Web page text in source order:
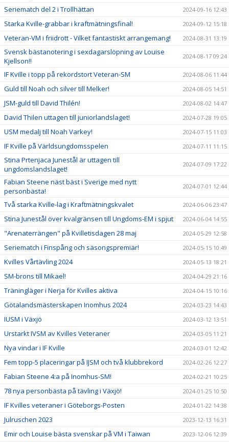
Seriematch del 2 i Trollhättan 2024-09-16 12:43
Starka Kville-grabbar i kraftmätningsfinal! 2024-09-12 15:18
Veteran-VM i friidrott - Vilket fantastiskt arrangemang! 2024-08-31 13:19
Svensk bästanotering i sexdagarslöpning av Louise
Kjellson!!
2024-08-17 09:24
IF Kville i topp på rekordstort Veteran-SM 2024-08-06 11:44
Guld till Noah och silver till Melker! 2024-08-05 14:51
JSM-guld till David Thilén! 2024-08-02 14:47
David Thilen uttagen till juniorlandslaget! 2024-07-28 19:05
USM medalj till Noah Varkey! 2024-07-15 11:03
IF Kville på Världsungdomsspelen 2024-07-11 11:15
Stina Prtenjaca Junestål är uttagen till
ungdomslandslaget!
2024-07-09 17:22
Fabian Steene näst bäst i Sverige med nytt
personbästa!
2024-07-01 12:44
Två starka Kville-lag i Kraftmätningskvalet 2024-06-06 23:47
Stina Junestål över kvalgränsen till Ungdoms-EM i spjut 2024-06-04 14:55
"Arenaterrängen" på Kvilletisdagen 28 maj 2024-05-29 12:58
Seriematch i Finspång och säsongspremiär! 2024-05-15 10:49
Kvilles Vårtävling 2024 2024-05-13 18:21
SM-brons till Mikael! 2024-04-29 21:16
Träningläger i Nerja för Kvilles aktiva 2024-04-15 10:16
Götalandsmästerskapen Inomhus 2024 2024-03-23 14:43
IUSM i Växjö 2024-03-12 13:51
Urstarkt IVSM av Kvilles Veteraner 2024-03-05 11:21
Nya vindar i IF Kville 2024-03-01 12:42
Fem topp-5 placeringar på IJSM och två klubbrekord 2024-02-26 12:27
Fabian Steene 4:a på Inomhus-SM! 2024-02-21 10:25
78 nya personbästa på tävling i Växjö! 2024-01-25 10:50
IF Kvilles veteraner i Göteborgs-Posten 2024-01-22 14:38
Julruschen 2023 2023-12-13 16:31
Emir och Louise bästa svenskar på VM i Taiwan 2023-12-06 12:39